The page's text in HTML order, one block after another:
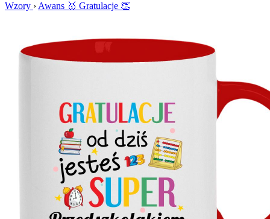
Wzory › Awans 🥇 Gratulacje 👏